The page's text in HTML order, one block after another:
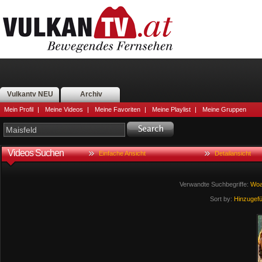
Vulkantv NEU Archiv
Mein Profil | Meine Videos | Meine Favoriten | Meine Playlist | Meine Gruppen
Videos Suchen Einfache Ansicht Detailansicht
Verwandte Suchbegriffe:
Sort by: